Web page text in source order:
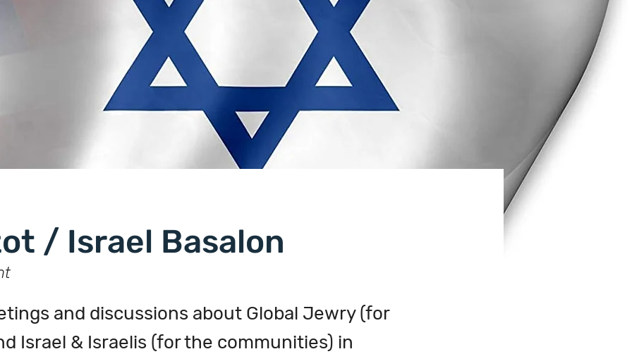
/ Israel Basalon
and discussions about Global Jewry (for
Israel & Israelis (for the communities) in